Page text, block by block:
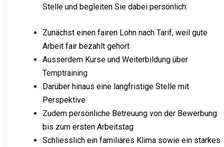
Stelle und begleiten Sie dabei persönlich:
Zunächst einen fairen Lohn nach Tarif, weil gute
Arbeit fair bezahlt gehört
Ausserdem Kurse und Weiterbildung über
Temptraining
Darüber hinaus eine langfristige Stelle mit
Perspektive
Zudem persönliche Betreuung von der Bewerbung
bis zum ersten Arbeitstag
Schliesslich ein familiäres Klima sowie ein starkes